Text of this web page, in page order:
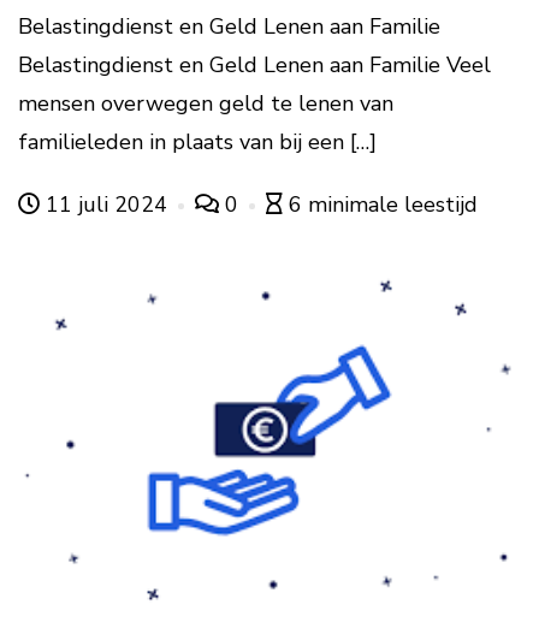
Belastingdienst en Geld Lenen aan Familie
Belastingdienst en Geld Lenen aan Familie Veel
mensen overwegen geld te lenen van
familieleden in plaats van bij een […]
11 juli 2024 0 6 minimale leestijd